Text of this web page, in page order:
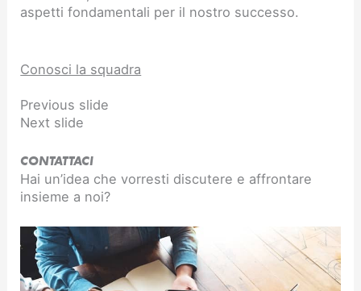
aspetti fondamentali per il nostro successo.
Conosci la squadra
Previous slide
Next slide
CONTATTACI
Hai un’idea che vorresti discutere e affrontare
insieme a noi?